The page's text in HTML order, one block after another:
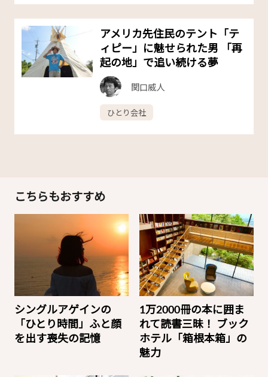
アメリカ先住民のテント「テ
ィピー」に魅せられた男 「再
起の地」で追い続ける夢
関口威人
ひとり会社
こちらもおすすめ
シングルアゲインの
「ひとり時間」ふと顔
を出す喪失の記憶
1万2000冊の本に囲ま
れて読書三昧！ ブック
ホテル「箱根本箱」の
魅力